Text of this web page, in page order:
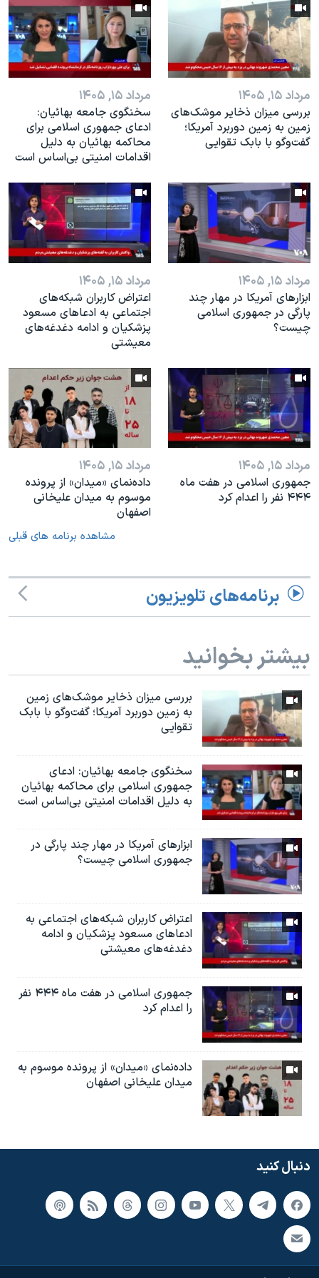
نرگس محمدی برنده جایزه نوبل صلح
همایش محافظه‌کاران آمریکا «سی‌پک»
صفحه‌های ویژه
سفر پرزیدنت ترامپ به چینمرداد ۱۵, ۱۴۰۵
بررسی میزان ذخایر موشک‌های
زمین به زمین دوربرد آمریکا؛
گفت‌وگو با بابک تقوایی
مرداد ۱۵, ۱۴۰۵
سخنگوی جامعه بهائیان:
ادعای جمهوری اسلامی برای
محاکمه بهائیان به دلیل
اقدامات امنیتی بی‌اساس است
مرداد ۱۵, ۱۴۰۵
ابزارهای آمریکا در مهار چند
پارگی در جمهوری اسلامی
چیست؟
مرداد ۱۵, ۱۴۰۵
اعتراض کاربران شبکه‌های
اجتماعی به ادعاهای مسعود
پزشکیان و ادامه دغدغه‌های
معیشتی
مرداد ۱۵, ۱۴۰۵
جمهوری اسلامی در هفت ماه
۴۴۴ نفر را اعدام کرد
مرداد ۱۵, ۱۴۰۵
داده‌نمای «میدان» از پرونده
موسوم به میدان علیخانی
اصفهان
مشاهده برنامه های قبلی
برنامه‌های تلویزیون
بیشتر بخوانید
بررسی میزان ذخایر موشک‌های زمین
به زمین دوربرد آمریکا؛ گفت‌وگو با بابک
تقوایی
سخنگوی جامعه بهائیان: ادعای
جمهوری اسلامی برای محاکمه بهائیان
به دلیل اقدامات امنیتی بی‌اساس است
ابزارهای آمریکا در مهار چند پارگی در
جمهوری اسلامی چیست؟
اعتراض کاربران شبکه‌های اجتماعی به
ادعاهای مسعود پزشکیان و ادامه
دغدغه‌های معیشتی
جمهوری اسلامی در هفت ماه ۴۴۴ نفر
را اعدام کرد
داده‌نمای «میدان» از پرونده موسوم به
میدان علیخانی اصفهان
دنبال کنید